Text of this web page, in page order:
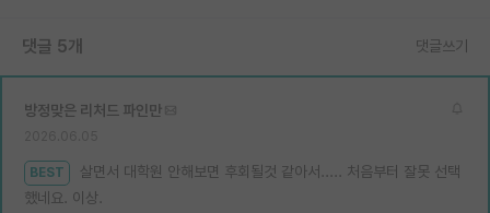
댓글 5개 댓글쓰기
방정맞은 리처드 파인만
BEST
살면서 대학원 안해보면 후회될것 같아서..... 처음부터 잘못 선택
했네요. 이상.